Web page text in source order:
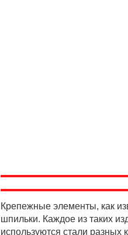
Крепежные элементы, как
шпильки. Каждое из таких
используются стали разных